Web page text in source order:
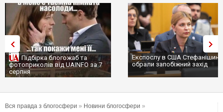
Експослу в США Стефанішиній
обрали запобіжний захід
Трамп не передасть
сотні ракет до Patriot,
...
Вся правда з блогосфери » Новини блогосфери »